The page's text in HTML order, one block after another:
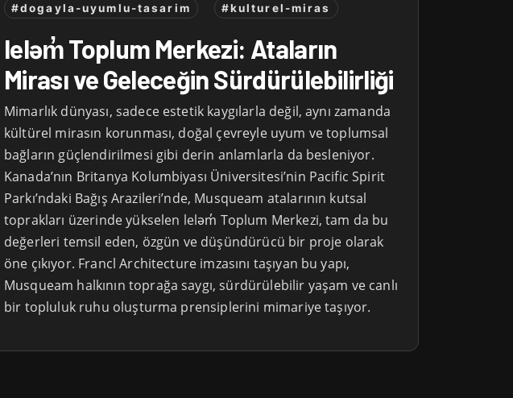
#dogayla-uyumlu-tasarim
#kulturel-miras
leləm̓ Toplum Merkezi: Ataların
Mirası ve Geleceğin Sürdürülebilirliği
Mimarlık dünyası, sadece estetik kaygılarla değil, aynı zamanda
kültürel mirasın korunması, doğal çevreyle uyum ve toplumsal
bağların güçlendirilmesi gibi derin anlamlarla da besleniyor.
Kanada’nın Britanya Kolumbiyası Üniversitesi’nin Pacific Spirit
Parkı’ndaki Bağış Arazileri’nde, Musqueam atalarının kutsal
toprakları üzerinde yükselen leləm̓ Toplum Merkezi, tam da bu
değerleri temsil eden, özgün ve düşündürücü bir proje olarak
öne çıkıyor. Francl Architecture imzasını taşıyan bu yapı,
Musqueam halkının toprağa saygı, sürdürülebilir yaşam ve canlı
bir topluluk ruhu oluşturma prensiplerini mimariye taşıyor.